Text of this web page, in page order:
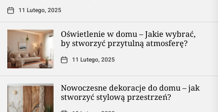
11 Lutego, 2025
Oświetlenie w domu – Jakie wybrać,
by stworzyć przytulną atmosferę?
11 Lutego, 2025
Nowoczesne dekoracje do domu – jak
stworzyć stylową przestrzeń?